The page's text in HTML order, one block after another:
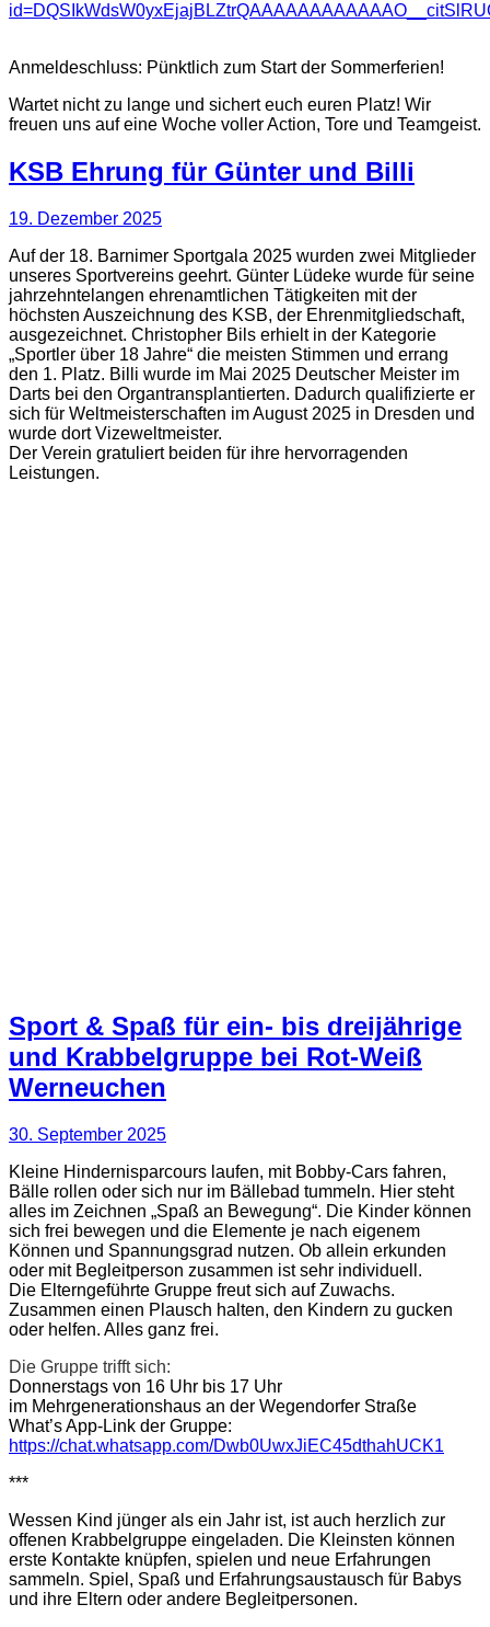
​Anmeldeschluss: Pünktlich zum Start der Sommerferien!
​Wartet nicht zu lange und sichert euch euren Platz! Wir
freuen uns auf eine Woche voller Action, Tore und Teamgeist.
KSB Ehrung für Günter und Billi
19. Dezember 2025
Auf der 18. Barnimer Sportgala 2025 wurden zwei Mitglieder
unseres Sportvereins geehrt. Günter Lüdeke wurde für seine
jahrzehntelangen ehrenamtlichen Tätigkeiten mit der
höchsten Auszeichnung des KSB, der Ehrenmitgliedschaft,
ausgezeichnet. Christopher Bils erhielt in der Kategorie
„Sportler über 18 Jahre“ die meisten Stimmen und errang
den 1. Platz. Billi wurde im Mai 2025 Deutscher Meister im
Darts bei den Organtransplantierten. Dadurch qualifizierte er
sich für Weltmeisterschaften im August 2025 in Dresden und
wurde dort Vizeweltmeister.
Der Verein gratuliert beiden für ihre hervorragenden
Leistungen.
Sport & Spaß für ein- bis dreijährige
und Krabbelgruppe bei Rot-Weiß
Werneuchen
30. September 2025
Kleine Hindernisparcours laufen, mit Bobby-Cars fahren,
Bälle rollen oder sich nur im Bällebad tummeln. Hier steht
alles im Zeichnen „Spaß an Bewegung“. Die Kinder können
sich frei bewegen und die Elemente je nach eigenem
Können und Spannungsgrad nutzen. Ob allein erkunden
oder mit Begleitperson zusammen ist sehr individuell.
Die Elterngeführte Gruppe freut sich auf Zuwachs.
Zusammen einen Plausch halten, den Kindern zu gucken
oder helfen. Alles ganz frei.
Die Gruppe trifft sich:
Donnerstags von 16 Uhr bis 17 Uhr
im Mehrgenerationshaus an der Wegendorfer Straße
What’s App-Link der Gruppe:
https://chat.whatsapp.com/Dwb0UwxJiEC45dthahUCK1
***
Wessen Kind jünger als ein Jahr ist, ist auch herzlich zur
offenen Krabbelgruppe eingeladen. Die Kleinsten können
erste Kontakte knüpfen, spielen und neue Erfahrungen
sammeln. Spiel, Spaß und Erfahrungsaustausch für Babys
und ihre Eltern oder andere Begleitpersonen.